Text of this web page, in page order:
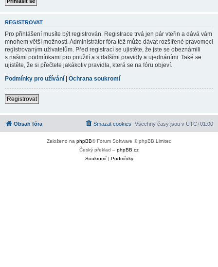
REGISTROVAT
Pro přihlášení musíte být registrován. Registrace trvá jen pár vteřin a dává vám
mnohem větší možnosti. Administrátor fóra též může dávat rozšířené pravomoci
registrovaným uživatelům. Před registrací se ujistěte, že jste se obeznámili
s našimi podmínkami pro použití a s dalšími pravidly a ujednáními. Také se
ujistěte, že si přečtete jakákoliv pravidla, která se na fóru objeví.
Podmínky pro užívání | Ochrana soukromí
Registrovat
Obsah fóra Všechny časy jsou v UTC+01:00
Smazat cookies
Založeno na phpBB® Forum Software © phpBB Limited
Český překlad – phpBB.cz
Soukromí| Podmínky